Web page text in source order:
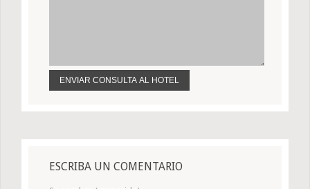
ESCRIBA UN COMENTARIO